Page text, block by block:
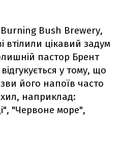
Bush Brewery,
втілили цікавий задум
пастор Брент
у тому, що
його напоїв часто
наприклад:
"Червоне море",